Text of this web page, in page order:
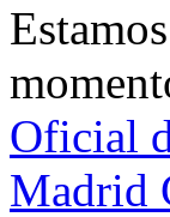
Oficial
Madrid